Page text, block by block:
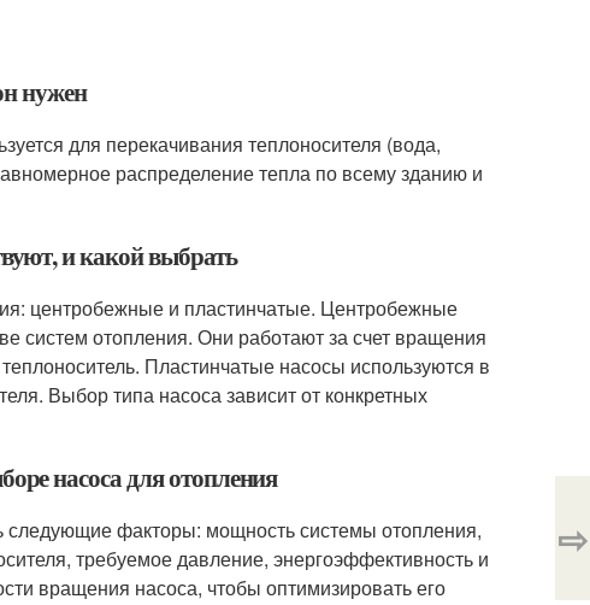
нужен
для перекачивания теплоносителя (вода,
распределение тепла по всему зданию и
и какой выбрать
центробежные и пластинчатые. Центробежные
систем отопления. Они работают за счет вращения
Пластинчатые насосы используются в
Выбор типа насоса зависит от конкретных
насоса для отопления
следующие факторы: мощность системы отопления,
требуемое давление, энергоэффективность и
вращения насоса, чтобы оптимизировать его
⇨